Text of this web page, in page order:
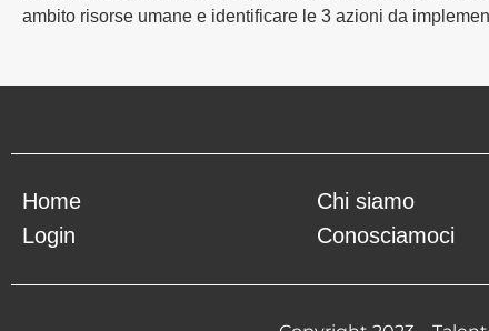
ambito risorse umane e identificare le 3 azioni da
Home
Login
Chi siamo
Conosciamoci